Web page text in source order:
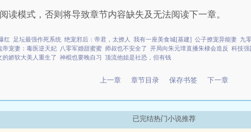
读模式，否则将导致章节内容缺失及无法阅读下一章。
红 足坛最强作死系统 绝宠邪后：帝君，太撩人 我有一座美食城[基建] 公子撩宠异能妻 九
帝宠妻：毒医逆天妃 八零军婚甜蜜蜜 师叔也不安全了 开局向朱元璋直播朱棣会造反 科技强
的娇软大美人重生了 神棍也要晚自习 顶流他姐是社恐，但有钱
上一章 章节目录 保存书签 下一章
已完结热门小说推荐